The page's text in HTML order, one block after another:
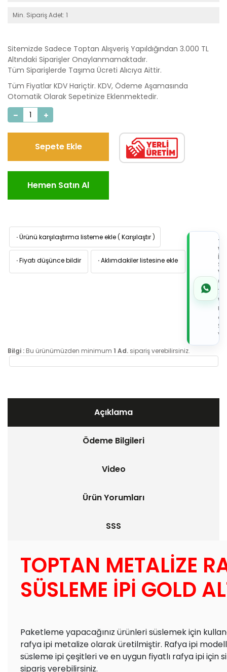
Min. Sipariş Adet: 1
Sitemizde Sadece Toptan Alışveriş Yapıldığından 3.000 TL
Altındaki Siparişler Onaylanmamaktadır.
Tüm Siparişlerde Taşıma Ücreti Alıcıya Aittir.
Tüm Fiyatlar KDV Hariçtir. KDV, Ödeme Aşamasında
Otomatik Olarak Sepetinize Eklenmektedir.
Sepete Ekle
Hemen Satın Al
·Ürünü karşılaştırma listeme ekle ( Karşılaştır )
·Fiyatı düşünce bildir ·Aklımdakiler listesine ekle
İLE
de
Bilgi : Bu ürünümüzden minimum 1 Ad. sipariş verebilirsiniz.
Açıklama
Ödeme Bilgileri
Video
Ürün Yorumları
SSS
TOPTAN METALİZE
SÜSLEME İPİ GOLD
Paketleme yapacağınız ürünleri süslemek için
rafya ipi metalize olarak üretilmiştir. Rafya ipi
süsleme ipi çeşitleri ve en uygun fiyatlı rafya ipi için
sipariş verebilirsiniz.